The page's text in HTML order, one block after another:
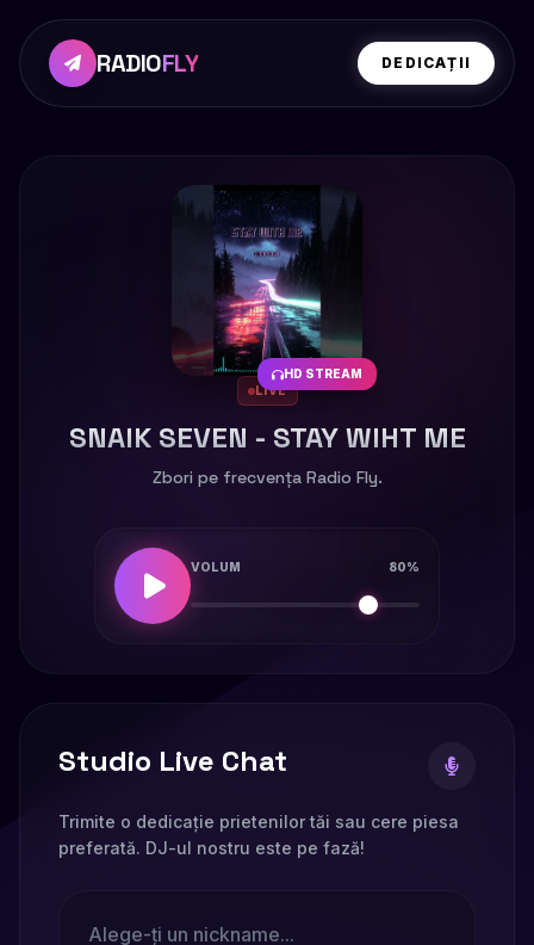
RADIOFLY DEDICAȚII
HD STREAM
LIVE
SNAIK SEVEN - STAY WIHT ME
Zbori pe frecvența Radio Fly.
VOLUM 80%
Studio Live Chat
Trimite o dedicație prietenilor tăi sau cere piesa
preferată. DJ-ul nostru este pe fază!